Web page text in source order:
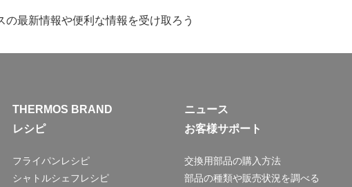
の最新情報や便利な情報を受け取ろう
THERMOS BRAND
レシピ
フライパンレシピ
シャトルシェフレシピ
ニュース
お客様サポート
交換用部品の購入方法
部品の種類や販売状況を調べる